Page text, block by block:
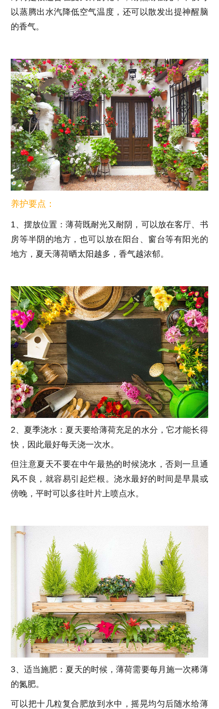
以蒸腾出水汽降低空气温度，还可以散发出提神醒脑
的香气。
养护要点：
1、摆放位置：薄荷既耐光又耐阴，可以放在客厅、书
房等半阴的地方，也可以放在阳台、窗台等有阳光的
地方，夏天薄荷晒太阳越多，香气越浓郁。
2、夏季浇水：夏天要给薄荷充足的水分，它才能长得
快，因此最好每天浇一次水。
但注意夏天不要在中午最热的时候浇水，否则一旦通
风不良，就容易引起烂根。浇水最好的时间是早晨或
傍晚，平时可以多往叶片上喷点水。
3、适当施肥：夏天的时候，薄荷需要每月施一次稀薄
的氮肥。
可以把十几粒复合肥放到水中，摇晃均匀后随水给薄